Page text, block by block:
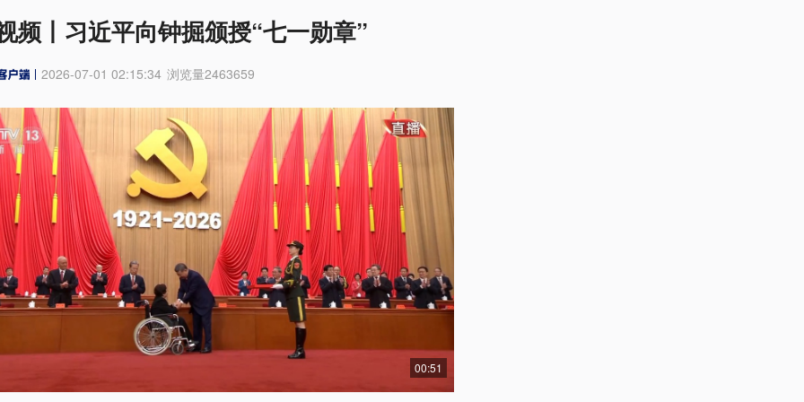
频丨习近平向钟掘颁授“七一勋章”
2026-07-01 02:15:34 浏览量2463659
00:51